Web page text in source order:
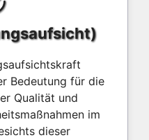
Bedeutung für die
Qualität und
im
dieser